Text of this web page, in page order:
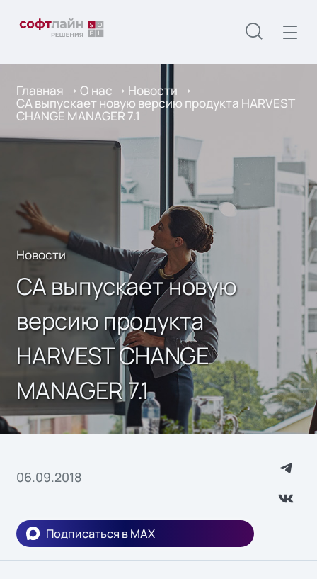
Главная О нас Новости
CA выпускает новую версию продукта HARVEST
CHANGE MANAGER 7.1
Новости
CA выпускает новую
версию продукта
HARVEST CHANGE
MANAGER 7.1
06.09.2018
Подписаться в MAX